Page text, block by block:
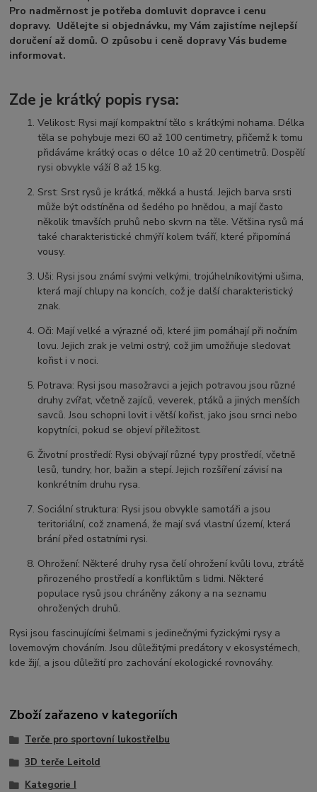
Pro nadměrnost je potřeba domluvit dopravce i cenu
dopravy. Udělejte si objednávku, my Vám zajistíme nejlepší
doručení až domů. O způsobu i ceně dopravy Vás budeme
informovat.
Zde je krátký popis rysa:
Velikost: Rysi mají kompaktní tělo s krátkými nohama. Délka
těla se pohybuje mezi 60 až 100 centimetry, přičemž k tomu
přidáváme krátký ocas o délce 10 až 20 centimetrů. Dospělí
rysi obvykle váží 8 až 15 kg.
Srst: Srst rysů je krátká, měkká a hustá. Jejich barva srsti
může být odstíněna od šedého po hnědou, a mají často
několik tmavších pruhů nebo skvrn na těle. Většina rysů má
také charakteristické chmýří kolem tváří, které připomíná
vousy.
Uši: Rysi jsou známí svými velkými, trojúhelníkovitými ušima,
která mají chlupy na koncích, což je další charakteristický
znak.
Oči: Mají velké a výrazné oči, které jim pomáhají při nočním
lovu. Jejich zrak je velmi ostrý, což jim umožňuje sledovat
kořist i v noci.
Potrava: Rysi jsou masožravci a jejich potravou jsou různé
druhy zvířat, včetně zajíců, veverek, ptáků a jiných menších
savců. Jsou schopni lovit i větší kořist, jako jsou srnci nebo
kopytníci, pokud se objeví příležitost.
Životní prostředí: Rysi obývají různé typy prostředí, včetně
lesů, tundry, hor, bažin a stepí. Jejich rozšíření závisí na
konkrétním druhu rysa.
Sociální struktura: Rysi jsou obvykle samotáři a jsou
teritoriální, což znamená, že mají svá vlastní území, která
brání před ostatními rysi.
Ohrožení: Některé druhy rysa čelí ohrožení kvůli lovu, ztrátě
přirozeného prostředí a konfliktům s lidmi. Některé
populace rysů jsou chráněny zákony a na seznamu
ohrožených druhů.
Rysi jsou fascinujícími šelmami s jedinečnými fyzickými rysy a
lovemovým chováním. Jsou důležitými predátory v ekosystémech,
kde žijí, a jsou důležití pro zachování ekologické rovnováhy.
Zboží zařazeno v kategoriích
Terče pro sportovní lukostřelbu
3D terče Leitold
Kategorie I